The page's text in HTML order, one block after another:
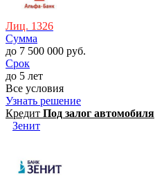
Лиц. 1326
Сумма
до 7 500 000 руб.
Срок
до 5 лет
Все условия
Узнать решение
Кредит Под залог автомобиля
Зенит